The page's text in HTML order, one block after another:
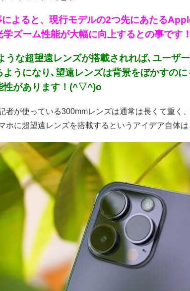
よると、現行モデルの2つ先にあたる
学ズーム性能が大幅に向上するとの事です
うな超望遠レンズが搭載されれば､ユーザ
うになり､望遠レンズは背景をぼかすの
性があります！(^▽^)o
者が使っている300mmレンズは通常は長くて重く
ホに超望遠レンズを搭載するというアイデア自体